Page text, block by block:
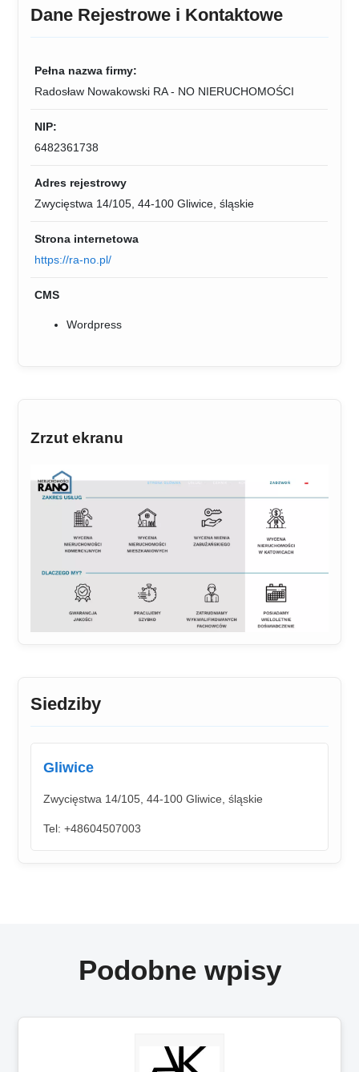
Dane Rejestrowe i Kontaktowe
Pełna nazwa firmy:
Radosław Nowakowski RA - NO NIERUCHOMOŚCI
NIP:
6482361738
Adres rejestrowy
Zwycięstwa 14/105, 44-100 Gliwice, śląskie
Strona internetowa
https://ra-no.pl/
CMS
Wordpress
Zrzut ekranu
Siedziby
Gliwice
Zwycięstwa 14/105, 44-100 Gliwice, śląskie
Tel: +48604507003
Podobne wpisy